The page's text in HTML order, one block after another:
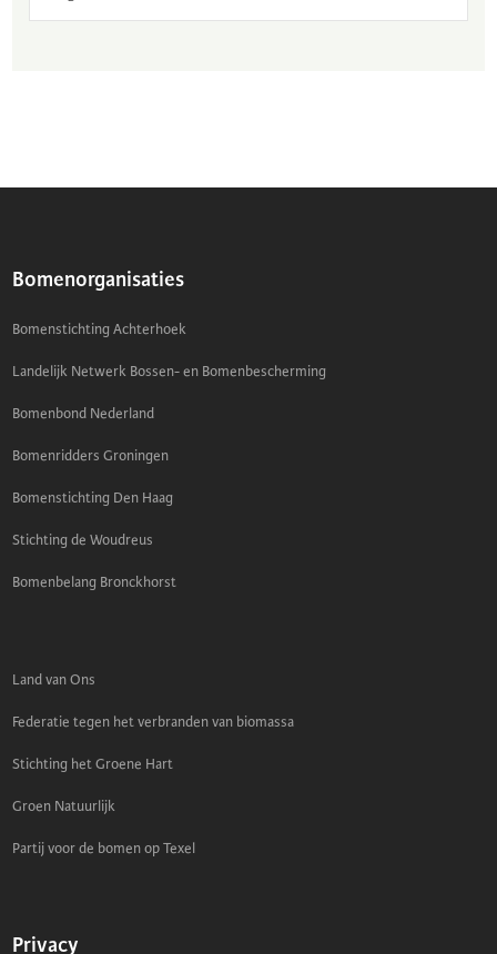
Bomenorganisaties
Bomenstichting Achterhoek
Landelijk Netwerk Bossen- en Bomenbescherming
Bomenbond Nederland
Bomenridders Groningen
Bomenstichting Den Haag
Stichting de Woudreus
Bomenbelang Bronckhorst
Land van Ons
Federatie tegen het verbranden van biomassa
Stichting het Groene Hart
Groen Natuurlijk
Partij voor de bomen op Texel
Privacy